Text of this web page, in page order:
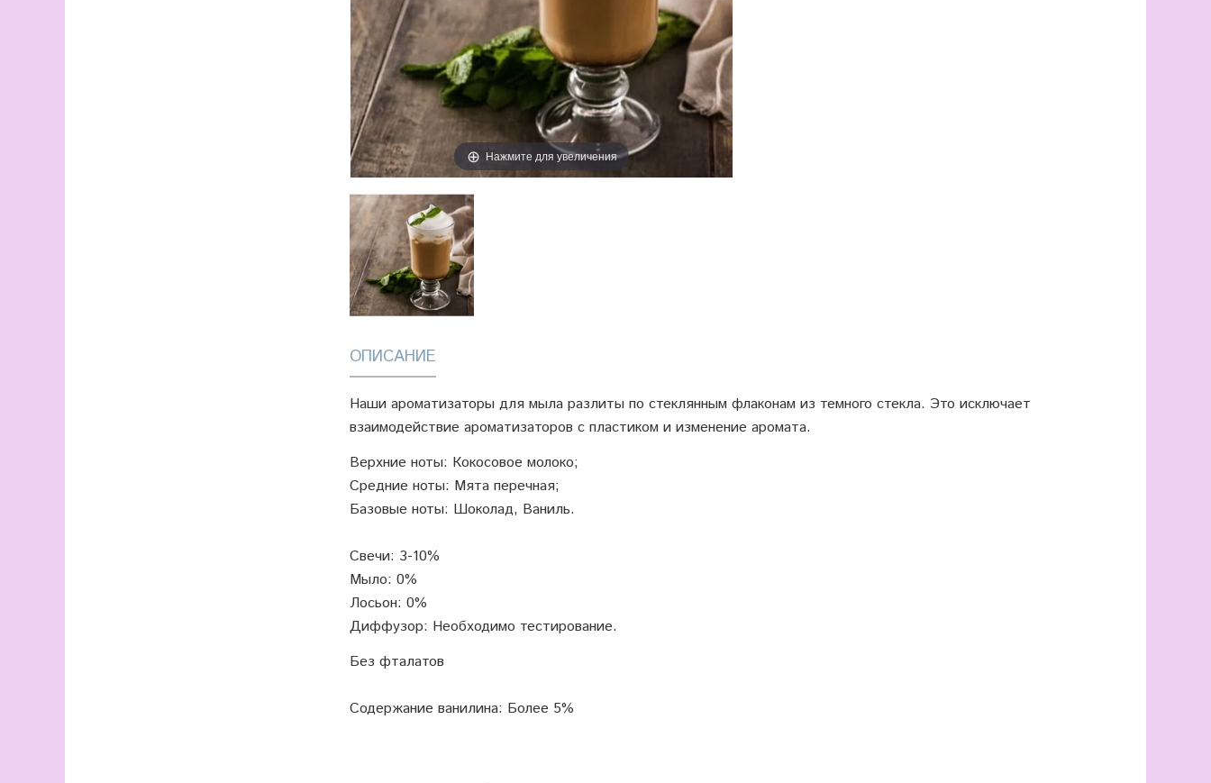
Нажмите для увеличения
ОПИСАНИЕ
Наши ароматизаторы для мыла разлиты по стеклянным флаконам из темного стекла. Это исключает
взаимодействие ароматизаторов с пластиком и изменение аромата.
Верхние ноты: Кокосовое молоко;
Средние ноты: Мята перечная;
Базовые ноты: Шоколад, Ваниль.
Свечи: 3-10%
Мыло: 0%
Лосьон: 0%
Диффузор: Необходимо тестирование.
Без фталатов
Содержание ванилина: Более 5%